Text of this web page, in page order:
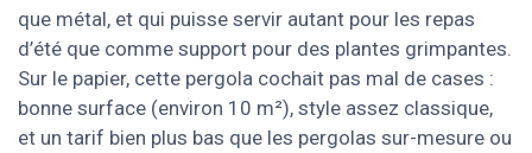
que métal, et qui puisse servir autant pour les repas
d’été que comme support pour des plantes grimpantes.
Sur le papier, cette pergola cochait pas mal de cases :
bonne surface (environ 10 m²), style assez classique,
et un tarif bien plus bas que les pergolas sur-mesure ou